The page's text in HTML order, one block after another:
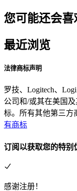
您可能还会喜
最近浏览
法律商标声明
罗技、Logitech、
公司和/或其在美国
标。所有其他第三方
有商标
订阅以获取您的特别
感谢注册！